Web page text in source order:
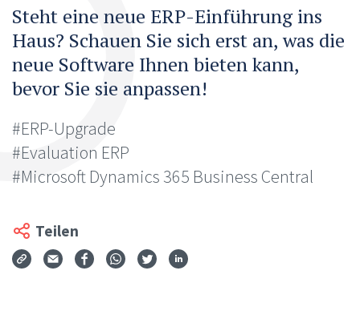
Steht eine neue ERP-Einführung ins
Haus? Schauen Sie sich erst an, was die
neue Software Ihnen bieten kann,
bevor Sie sie anpassen!
#ERP-Upgrade
#Evaluation ERP
#Microsoft Dynamics 365 Business Central
Teilen
Via Mail teilen
Auf Facebook teilen
Auf WhatsApp teilen
Auf Twitter teilen
Auf LinkedIn teilen